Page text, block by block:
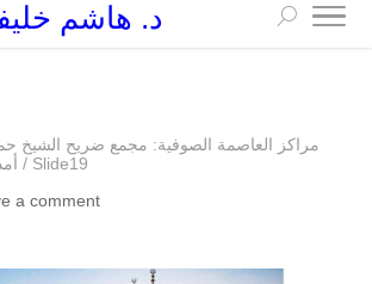
د. هاشم
مراكز العاصمة الصوفية: مجمع ضريح الشيخ
/ Slide19
a comment